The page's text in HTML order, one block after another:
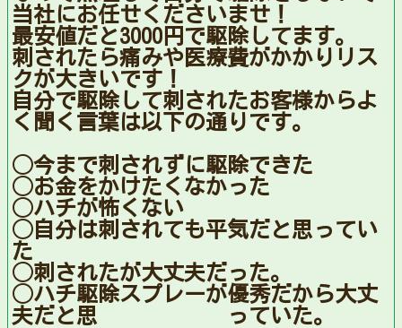
当社にお任せくださいませ！
最安値だと3000円で駆除してます。
刺されたら痛みや医療費がかかりリス
クが大きいです！
自分で駆除して刺されたお客様からよ
く聞く言葉は以下の通りです。
◯今まで刺されずに駆除できた
◯お金をかけたくなかった
◯ハチが怖くない
◯自分は刺されても平気だと思ってい
た
◯刺されたが大丈夫だった。
◯ハチ駆除スプレーが優秀だから大丈
夫だと思 っていた。